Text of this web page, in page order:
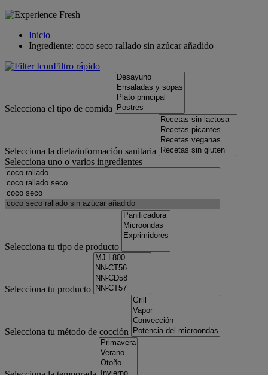
Inicio
Ingrediente: coco seco rallado sin azúcar añadido
Filtro rápido
Selecciona el tipo de comida
Selecciona la dieta/información sanitaria
Selecciona uno o varios ingredientes
Selecciona tu tipo de producto
Selecciona tu producto
Selecciona tu método de cocción